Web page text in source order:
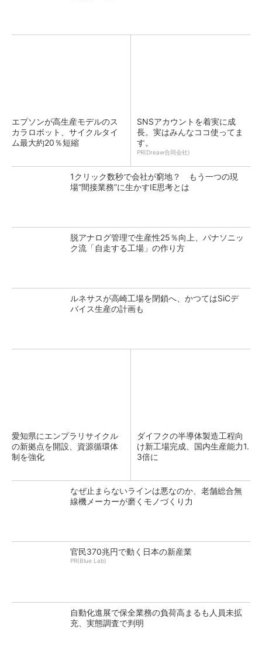
エプソンが高生産モデルのス
カラロボット、サイクルタイ
ム最大約20％短縮
SNSアカウントを着実に成
長。実はみんなココ使ってま
す。
PR(Dreaw合同会社)
1クリック数秒で会社が窮地？ もう一つの現
場“間接業務”に生かすIE思考とは
脱アナログ管理で生産性25％向上、パナソニッ
ク流「自走する工場」の作り方
ルネサスが高崎工場を閉鎖へ、かつてはSiCデ
バイス生産の計画も
愛知県にエンプラリサイクル
の新拠点を開設、資源循環体
制を強化
ダイフクの半導体製造工程向
け新工場完成、国内生産能力1.
3倍に
なぜ止まらないラインは悪なのか、老舗総合無
線機メーカーが磨くモノづくり力
官民370兆円で動く日本の新産業
PR(Blue Lab)
自動化進展で保全業務の負荷高まるも人員未拡
充、実態調査で判明